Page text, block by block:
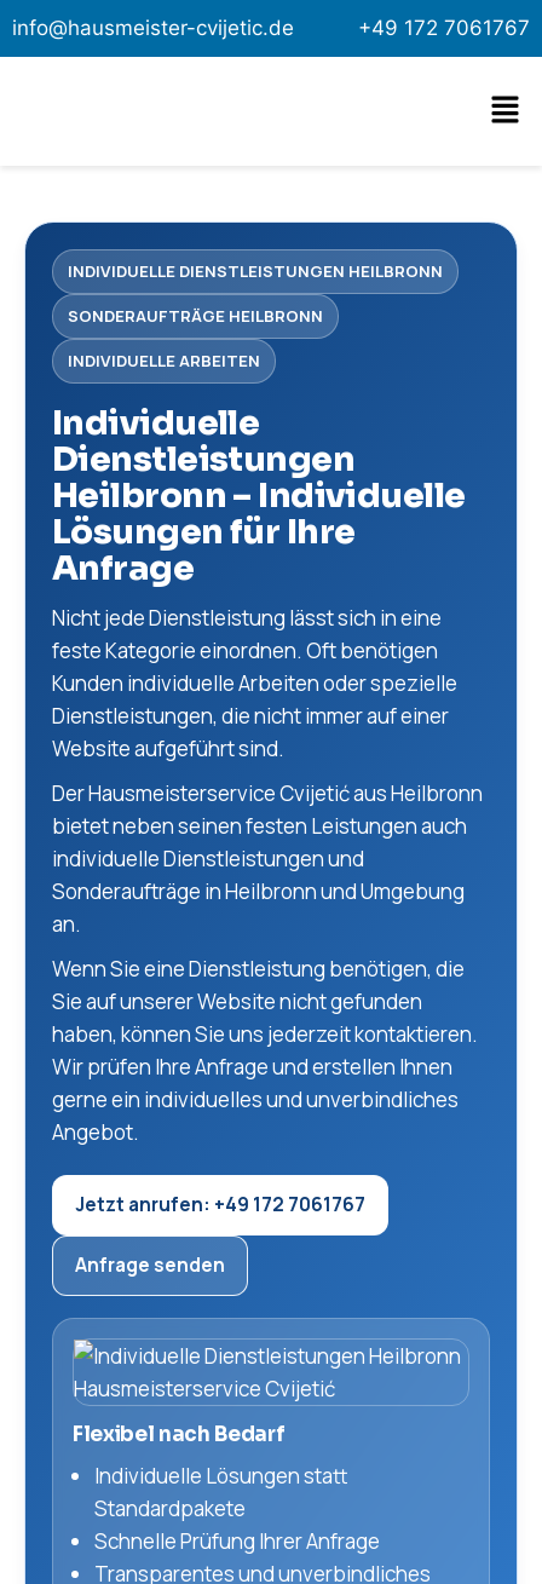
info@hausmeister-cvijetic.de +49 172 7061767
INDIVIDUELLE DIENSTLEISTUNGEN HEILBRONN
SONDERAUFTRÄGE HEILBRONN
INDIVIDUELLE ARBEITEN
Individuelle
Dienstleistungen
Heilbronn – Individuelle
Lösungen für Ihre
Anfrage
Nicht jede Dienstleistung lässt sich in eine
feste Kategorie einordnen. Oft benötigen
Kunden individuelle Arbeiten oder spezielle
Dienstleistungen, die nicht immer auf einer
Website aufgeführt sind.
Der Hausmeisterservice Cvijetić aus Heilbronn
bietet neben seinen festen Leistungen auch
individuelle Dienstleistungen und
Sonderaufträge in Heilbronn und Umgebung
an.
Wenn Sie eine Dienstleistung benötigen, die
Sie auf unserer Website nicht gefunden
haben, können Sie uns jederzeit kontaktieren.
Wir prüfen Ihre Anfrage und erstellen Ihnen
gerne ein individuelles und unverbindliches
Angebot.
Jetzt anrufen: +49 172 7061767
Anfrage senden
Flexibel nach Bedarf
Individuelle Lösungen statt
Standardpakete
Schnelle Prüfung Ihrer Anfrage
Transparentes und unverbindliches